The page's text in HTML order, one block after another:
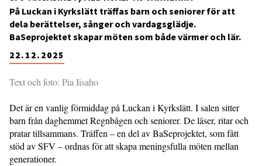
22.12.2025
På Luckan i Kyrkslätt träffas barn och seniorer för att
dela berättelser, sånger och vardagsglädje.
BaSeprojektet skapar möten som både värmer och lär.
Text och foto: Pia Iisaho
Det är en vanlig förmiddag på Luckan i Kyrkslätt. I salen sitter
barn från daghemmet Regnbågen och seniorer. De läser, ritar och
pratar tillsammans. Träffen – en del av BaSeprojektet, som fått
stöd av SFV – ordnas för att skapa meningsfulla möten mellan
generationer.